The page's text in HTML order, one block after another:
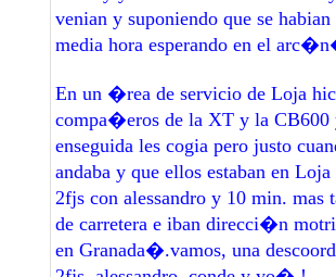
venian y suponiendo que se
media hora esperando en el
En un �rea de servicio de Loja
compa�eros de la XT y la
enseguida les cogia pero justo
andaba y que ellos estaban en
2fjs con alessandro y 10 min.
de carretera e iban direcci�n
en Granada�.vamos, una